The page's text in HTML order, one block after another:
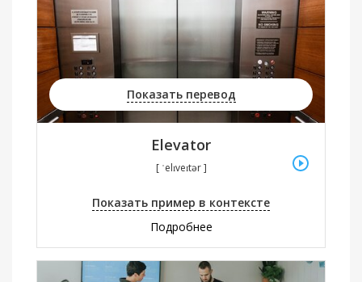
Показать перевод
Elevator
[ ˈelɪveɪtər ]
Показать пример в контексте
Подробнее